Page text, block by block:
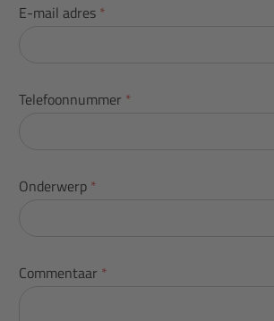
E-mail adres *
Telefoonnummer *
Onderwerp *
Commentaar *